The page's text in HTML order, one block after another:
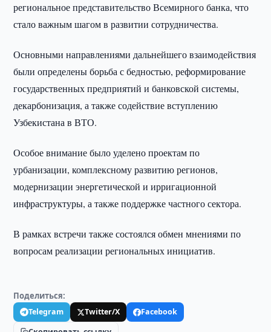
региональное представительство Всемирного банка, что
стало важным шагом в развитии сотрудничества.
Основными направлениями дальнейшего взаимодействия
были определены борьба с бедностью, реформирование
государственных предприятий и банковской системы,
декарбонизация, а также содействие вступлению
Узбекистана в ВТО.
Особое внимание было уделено проектам по
урбанизации, комплексному развитию регионов,
модернизации энергетической и ирригационной
инфраструктуры, а также поддержке частного сектора.
В рамках встречи также состоялся обмен мнениями по
вопросам реализации региональных инициатив.
Поделиться:
Telegram Twitter/X
Facebook